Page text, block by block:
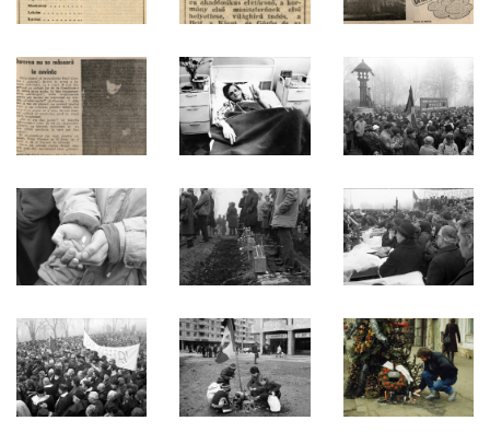
A Kolozsvári Magyar Demokrata Tanács
a Romániai Magyar Demokrata
Szövetségbe való belépési
nyilatkozatokat közölt, melyeket a
Magyar Színház ideiglenes irodájában
lehetett beadni.
KÉPEK TEDD HOZZÁ
184 1542 19